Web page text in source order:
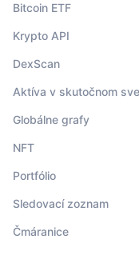
Bitcoin ETF
Krypto API
DexScan
Aktíva v skutočnom
Globálne grafy
NFT
Portfólio
Sledovací zoznam
Čmáranice